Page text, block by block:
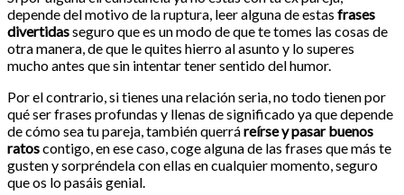
depende del motivo de la ruptura, leer alguna de estas frases
divertidasseguro que es un modo de que te tomes las cosas de
otra manera, de que le quites hierro al asunto y lo superes
mucho antes que sin intentar tener sentido del humor.
Por el contrario, si tienes una relación seria, no todo tienen por
qué ser frases profundas y llenas de significado ya que depende
de cómo sea tu pareja, también querráreírse y pasar buenos
ratoscontigo, en ese caso, coge alguna de las frases que más te
gusten y sorpréndela con ellas en cualquier momento, seguro
que os lo pasáis genial.